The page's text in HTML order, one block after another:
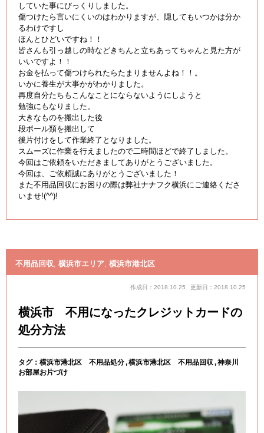
していた事にびっくりしました。
傷つけたら言いにくいのはわかりますが、隠してもいつかは分か
るわけですし
ほんとひどいですね！！
皆さんも引っ越しの時などきちんと立ちあってちゃんと見た方が
いいですよ！！
お金を払って傷つけられたらたまりませんよね！！。
いかに養生が大事かがわかりました。
再度自分たちもこんなことにならないようにしようと
勉強にもなりました。
大きなものを搬出した後
段ボール類を搬出して
後片付けをして作業終了となりました。
スムーズに作業を行えましたので二時間ほどで終了しました。
今回はご依頼をいただきましてありがとうございました。
今回は、ご依頼誠にありがとうございました！
また不用品回収にお困りの際は弊社ナナフク横浜にご連絡くださ
いませ!(^^)!
不用品回収, 横浜市エリア, 横浜市港北区
作成日：2018.10.25 更新日：2018.10.25
横浜市 不用になったクレジットカードの
処分方法
タグ： 横浜市港北区 不用品処分 横浜市港北区 不用品回収
神奈川
お部屋お片づけ